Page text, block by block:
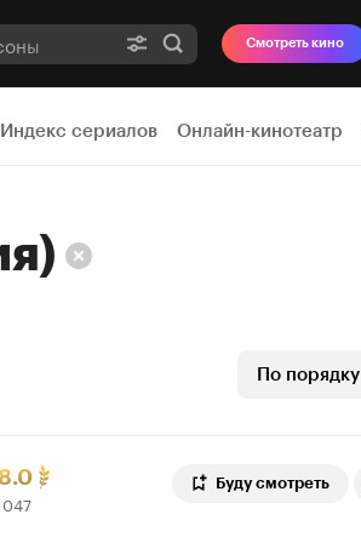
Смотреть кино
Индекс сериалов Онлайн-кинотеатр
По порядку
8.0 Буду смотреть